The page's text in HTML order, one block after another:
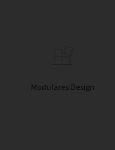
Modulares Design